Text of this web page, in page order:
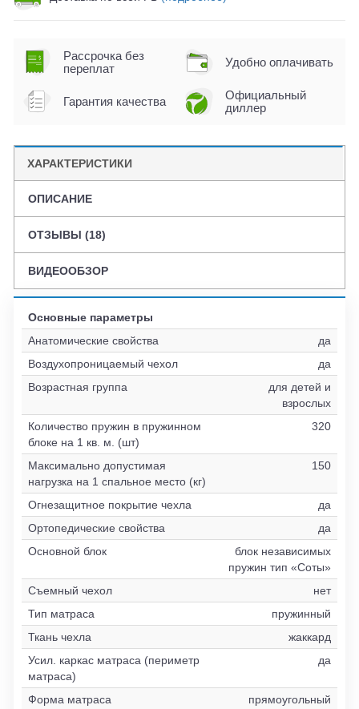
Рассрочка без
переплат
Удобно оплачивать
Гарантия качества
Официальный
диллер
ХАРАКТЕРИСТИКИ
ОПИСАНИЕ
ОТЗЫВЫ (18)
ВИДЕООБЗОР
Основные параметры
Анатомические свойства
да
Воздухопроницаемый чехол
да
Возрастная группа
для детей и
взрослых
Количество пружин в пружинном
блоке на 1 кв. м. (шт)
320
Максимально допустимая
нагрузка на 1 спальное место (кг)
150
Огнезащитное покрытие чехла
да
Ортопедические свойства
да
Основной блок
блок независимых
пружин тип «Соты»
Съемный чехол
нет
Тип матраса
пружинный
Ткань чехла
жаккард
Усил. каркас матраса (периметр
матраса)
да
Форма матраса прямоугольный